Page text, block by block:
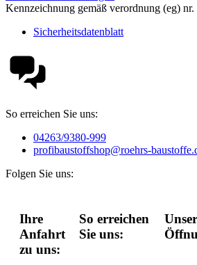
Kennzeichnung gemäß verordnung (eg)
Sicherheitsdatenblatt
So erreichen Sie uns:
04263/9380-999
profibaustoffshop@roehrs-
Folgen Sie uns:
Ihre
Anfahrt
zu uns:
So erreichen
Sie uns: